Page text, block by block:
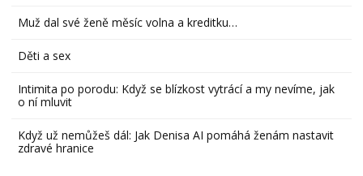
Muž dal své ženě měsíc volna a kreditku…
Děti a sex
Intimita po porodu: Když se blízkost vytrácí a my nevíme, jak
o ní mluvit
Když už nemůžeš dál: Jak Denisa AI pomáhá ženám nastavit
zdravé hranice